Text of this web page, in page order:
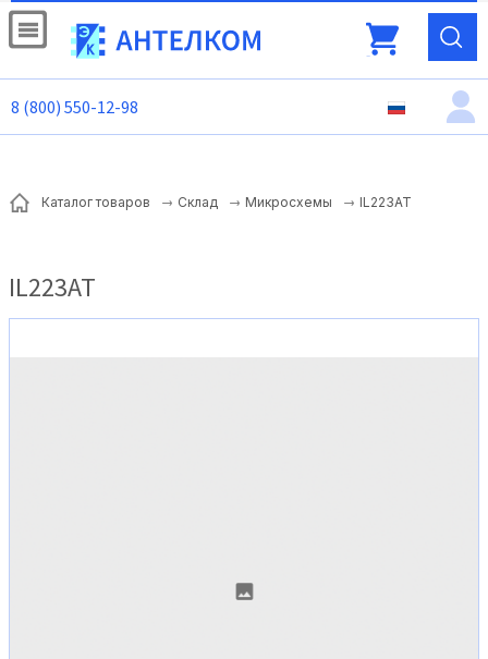
8 (800) 550-12-98
Каталог товаров Склад Микросхемы IL223AT
IL223AT